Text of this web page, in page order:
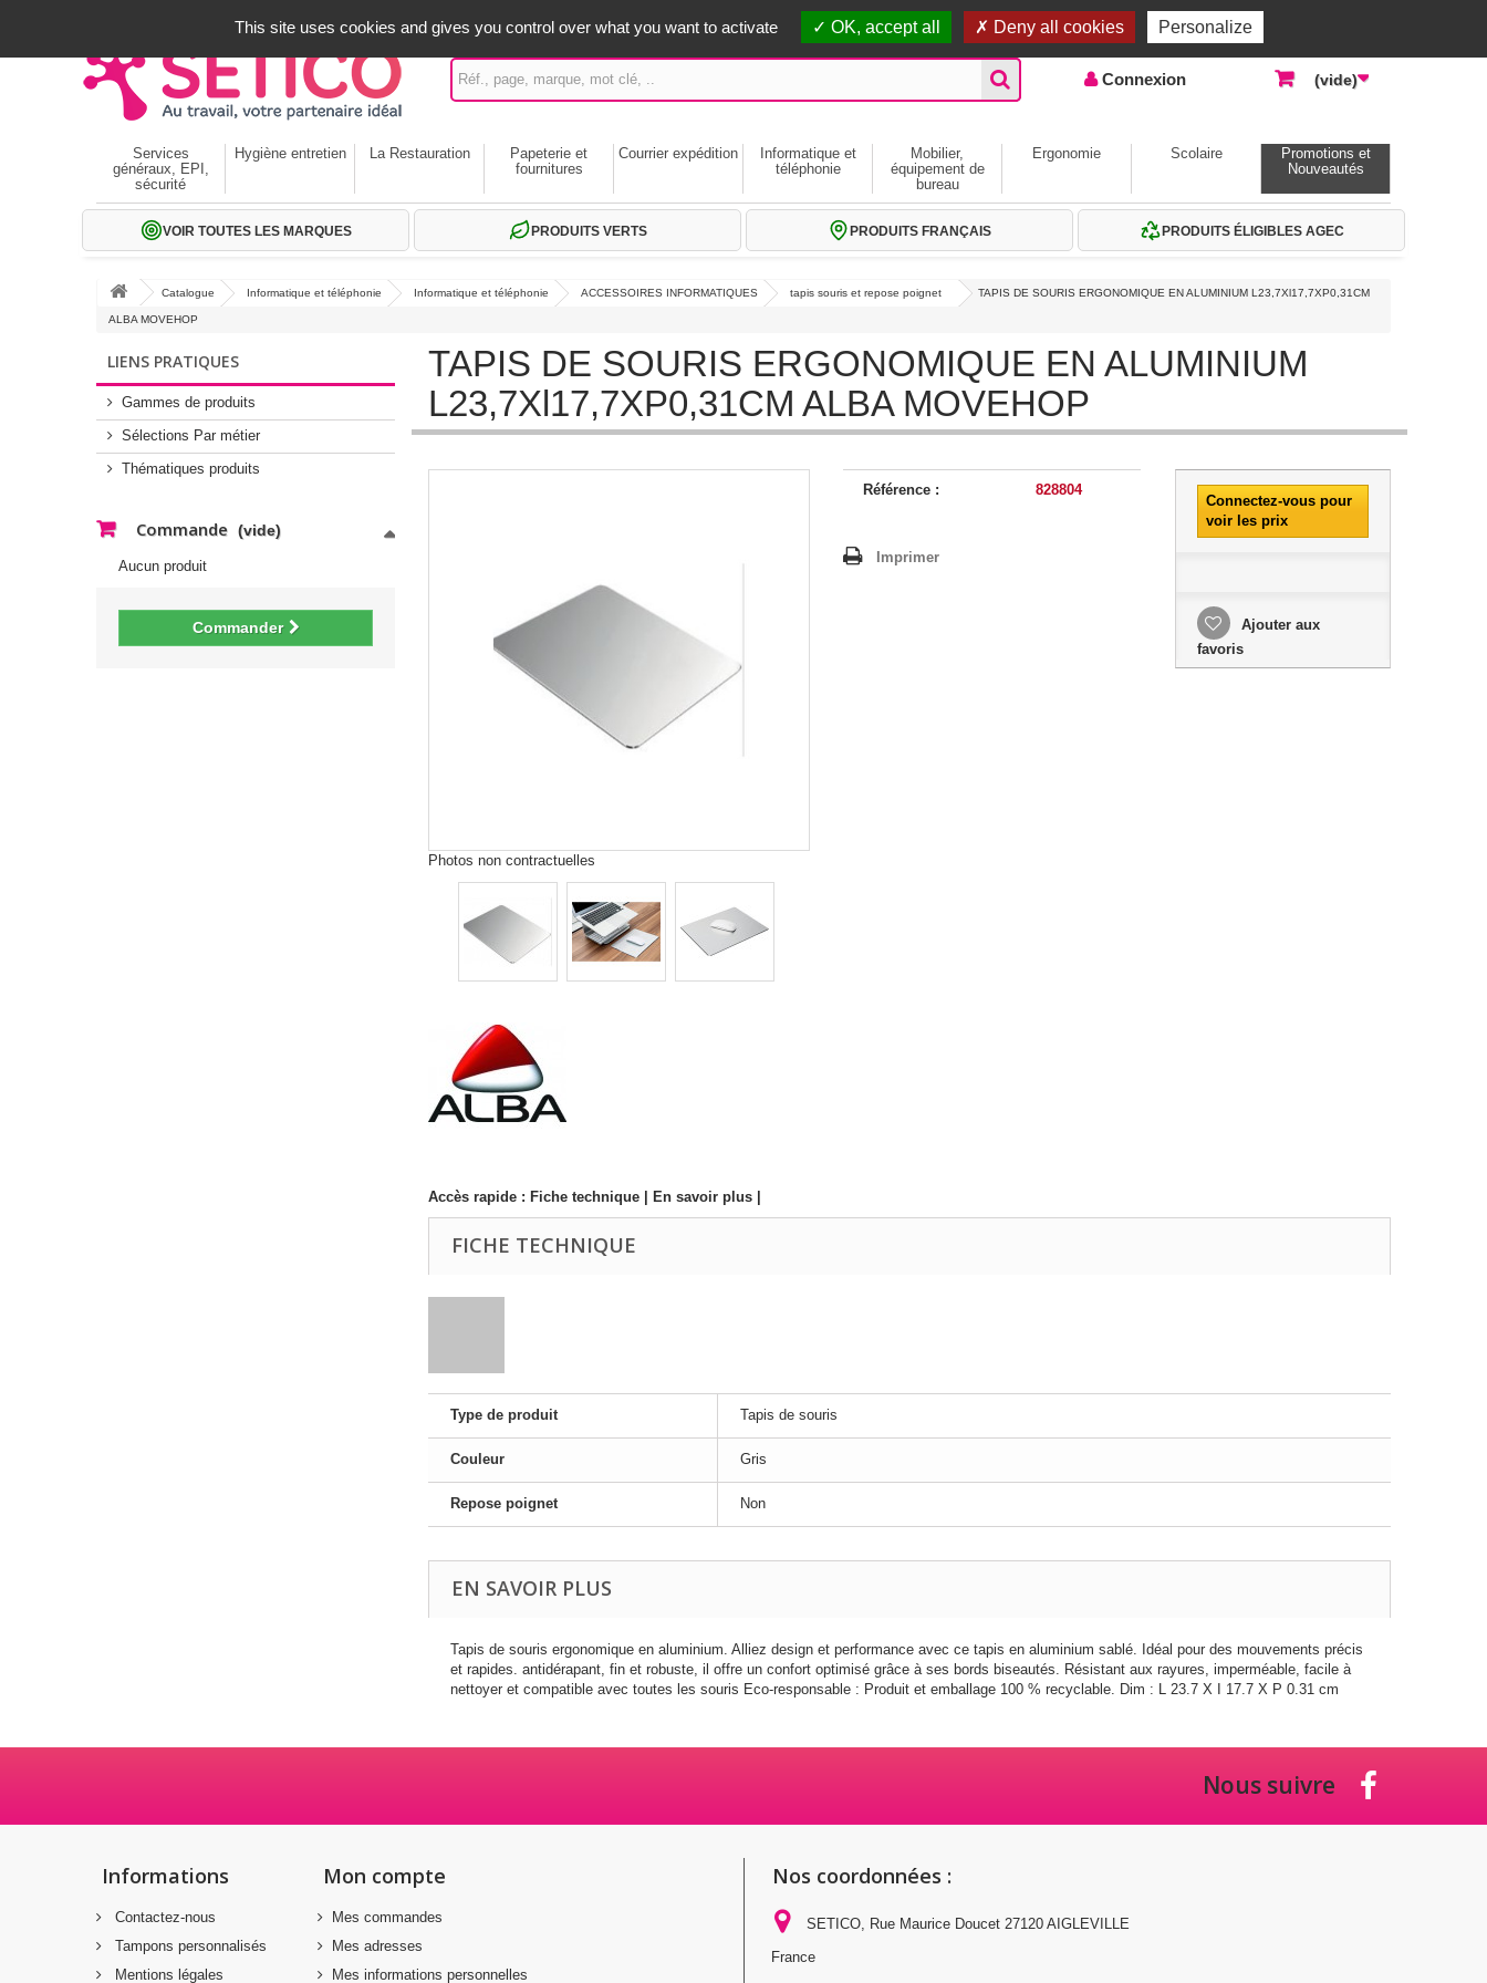
Accueil | Contactez-nous
Connexion (vide)
Services
généraux, EPI,
sécurité
Hygiène entretien La Restauration
Papeterie et
fournitures
Courrier expédition
Informatique et
téléphonie
Mobilier,
équipement de
bureau
Ergonomie Scolaire
Promotions et
Nouveautés
VOIR TOUTES LES MARQUES PRODUITS VERTS PRODUITS FRANÇAIS PRODUITS ÉLIGIBLES AGEC
Catalogue Informatique et téléphonie Informatique et téléphonie ACCESSOIRES INFORMATIQUES tapis souris et repose poignet TAPIS DE SOURIS ERGONOMIQUE EN ALUMINIUM L23,7Xl17,7XP0,31CM
ALBA MOVEHOP
LIENS PRATIQUES
Gammes de produits
Sélections Par métier
Thématiques produits
Commande (vide)
Aucun produit
Commander
TAPIS DE SOURIS ERGONOMIQUE EN ALUMINIUM
L23,7Xl17,7XP0,31CM ALBA MOVEHOP
Photos non contractuelles
Référence : 828804
Imprimer
Connectez-vous pour
voir les prix
Ajouter aux
favoris
Accès rapide : Fiche technique En savoir plus
FICHE TECHNIQUE
Type de produit Tapis de souris
Couleur Gris
Repose poignet Non
EN SAVOIR PLUS
Tapis de souris ergonomique en aluminium. Alliez design et performance avec ce tapis en aluminium sablé. Idéal pour des mouvements précis
et rapides. antidérapant, fin et robuste, il offre un confort optimisé grâce à ses bords biseautés. Résistant aux rayures, imperméable, facile à
nettoyer et compatible avec toutes les souris Eco-responsable : Produit et emballage 100 % recyclable. Dim : L 23.7 X I 17.7 X P 0.31 cm
Nous suivre
Informations
Contactez-nous
Tampons personnalisés
Mentions légales
Mon compte
Mes commandes
Mes adresses
Mes informations personnelles
Nos coordonnées :
SETICO, Rue Maurice Doucet 27120 AIGLEVILLE
France
This site uses cookies and gives you control over what you want to activate OK, accept all Deny all cookies Personalize